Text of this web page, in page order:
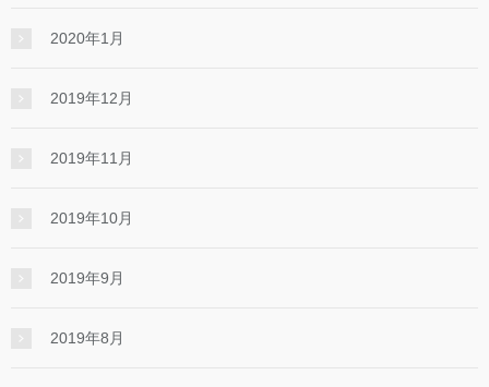
2020年1月
2019年12月
2019年11月
2019年10月
2019年9月
2019年8月